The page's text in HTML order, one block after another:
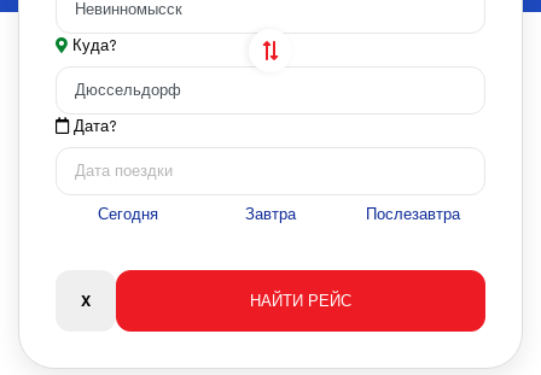
Куда?
Дата?
Сегодня Завтра Послезавтра